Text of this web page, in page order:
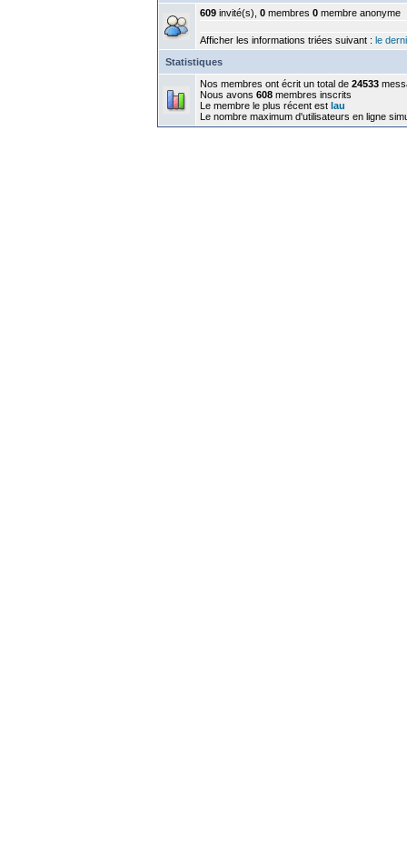
609 invité(s), 0 membres 0 membre anonyme
Afficher les informations triées suivant : le
Statistiques
Nos membres ont écrit un total de 24533
Nous avons 608 membres inscrits
Le membre le plus récent est lau
Le nombre maximum d'utilisateurs en ligne